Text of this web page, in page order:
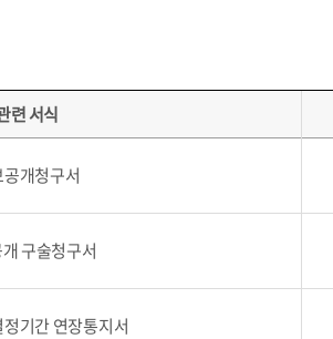
련 서식
공개청구서
구술청구서
기간 연장통지서